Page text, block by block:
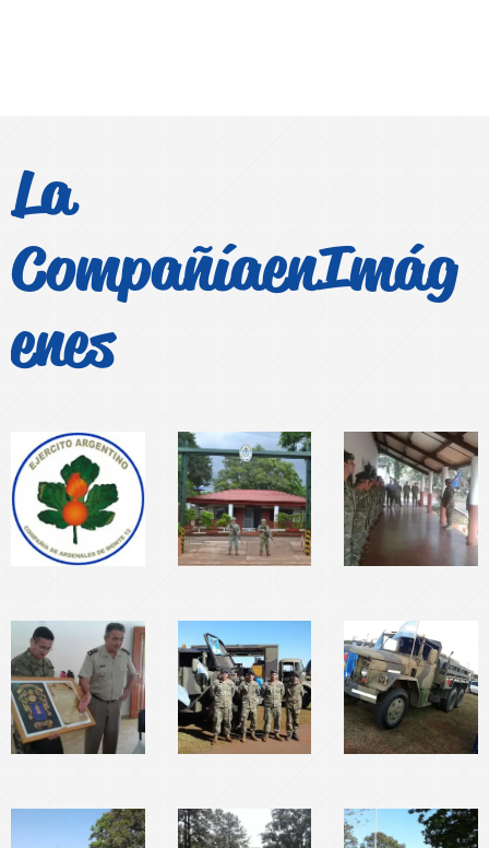
La
Compañía enImág
enes